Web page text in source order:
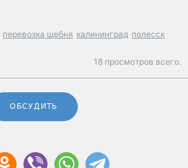
перевозка щебня калининград полесск
18 просмотров всего.
ОБСУДИТЬ